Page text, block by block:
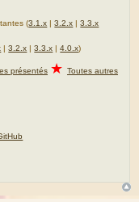
(3.1.x |3.2.x |3.3.x
|3.2.x |3.3.x |4.0.x)
présentés ★ Toutes autres